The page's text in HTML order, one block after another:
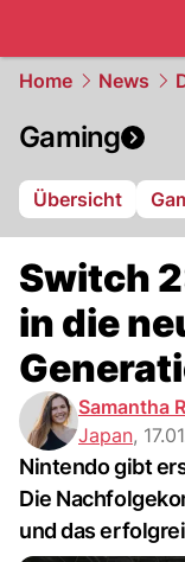
Home News
Gaming
Übersicht
Switch
in die
Samantha
Japan,
Nintendo gibt
Die
und das